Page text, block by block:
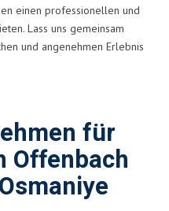
einen professionellen und
Lass uns gemeinsam
und angenehmen Erlebnis
für
Offenbach